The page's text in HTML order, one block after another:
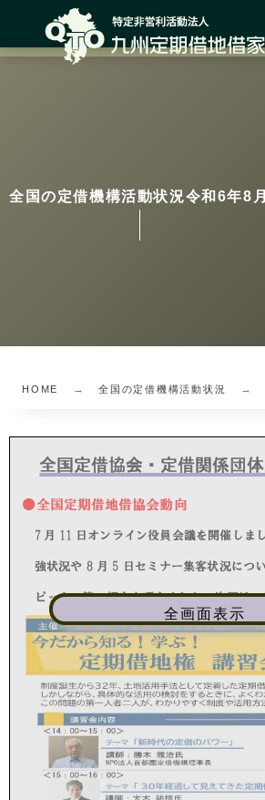
全国の定借機構活動状況令和6年8月
HOME 全国の定借機構活動状況
全画面表示